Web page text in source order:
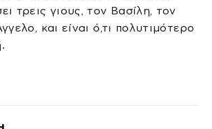
τρεις γιους, τον Βασίλη, τον
και είναι ό,τι πολυτιμότερο